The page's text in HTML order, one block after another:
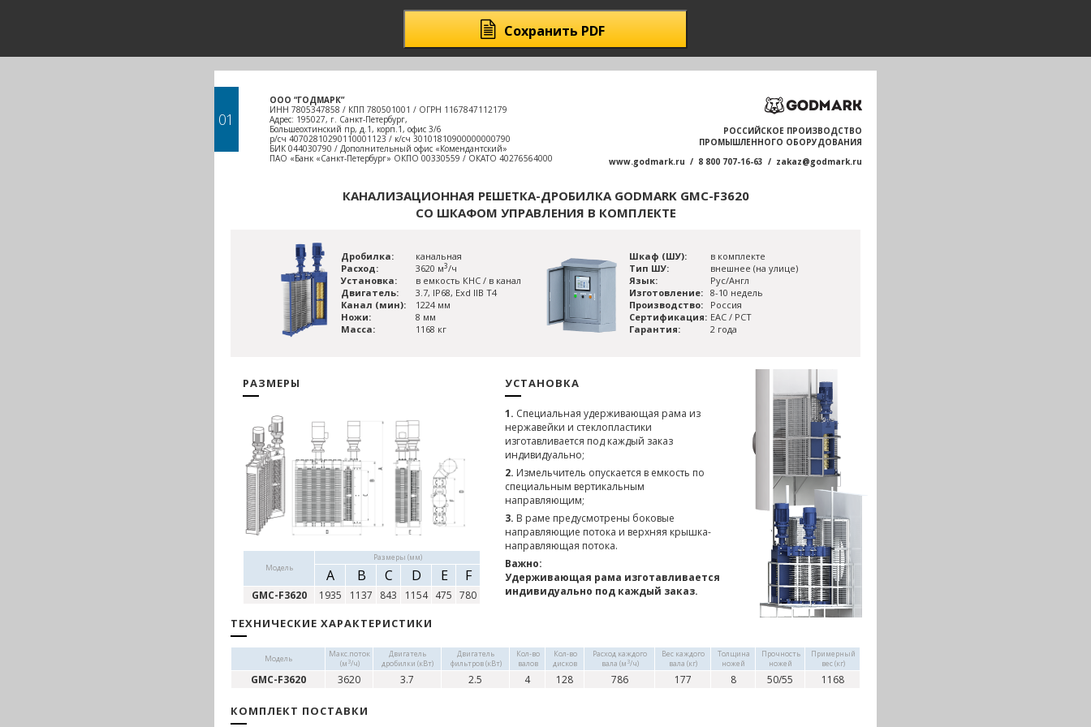
Сохранить PDF
01
ООО “ГОДМАРК”
ИНН 7805347858 / КПП 780501001 / ОГРН 1167847112179
Адрес: 195027, г. Санкт-Петербург,
Большеохтинский пр, д.1, корп.1, офис 3/6
р/сч 40702810290110001123 / к/сч 30101810900000000790
БИК 044030790 / Дополнительный офис «Комендантский»
ПАО «Банк «Санкт-Петербург» ОКПО 00330559 / ОКАТО 40276564000
РОССИЙСКОЕ ПРОИЗВОДСТВО
ПРОМЫШЛЕННОГО ОБОРУДОВАНИЯ
www.godmark.ru / 8 800 707-16-63 / zakaz@godmark.ru
КАНАЛИЗАЦИОННАЯ РЕШЕТКА-ДРОБИЛКА GODMARK GMC-F3620
СО ШКАФОМ УПРАВЛЕНИЯ В КОМПЛЕКТЕ
Дробилка:
канальная
Расход:
3620 м3/ч
Установка:
в емкость КНС / в канал
Двигатель:
3.7, IP68, Exd IIB T4
Канал (мин):
1224 мм
Ножи:
8 мм
Масса:
1168 кг
Шкаф (ШУ):
в комплекте
Тип ШУ:
внешнее (на улице)
Язык:
Рус/Англ
Изготовление:
8-10 недель
Производство:
Россия
Сертификация: ЕАС / РСТ
Гарантия:
2 года
РАЗМЕРЫ
Модель
Размеры (мм)
А B C D E F
GMC-F3620 1935 1137 843 1154 475 780
УСТАНОВКА
1. Специальная удерживающая рама из
нержавейки и стеклопластики
изготавливается под каждый заказ
индивидуально;
2. Измельчитель опускается в емкость по
специальным вертикальным
направляющим;
3. В раме предусмотрены боковые
направляющие потока и верхняя крышка-
направляющая потока.
Важно:
Удерживающая рама изготавливается
индивидуально под каждый заказ.
ТЕХНИЧЕСКИЕ ХАРАКТЕРИСТИКИ
Модель
Макс.поток
(м 3/ч)
Двигатель
дробилки (кВт)
Двигатель
фильтров (кВт)
Кол-во
валов
Кол-во
дисков
Расход каждого
вала (м 3/ч)
Вес каждого
вала (кг)
Толщина
ножей
Прочность
ножей
Примерный
вес (кг)
GMC-F3620 3620 3.7 2.5 4 128 786 177 8 50/55 1168
КОМПЛЕКТ ПОСТАВКИ